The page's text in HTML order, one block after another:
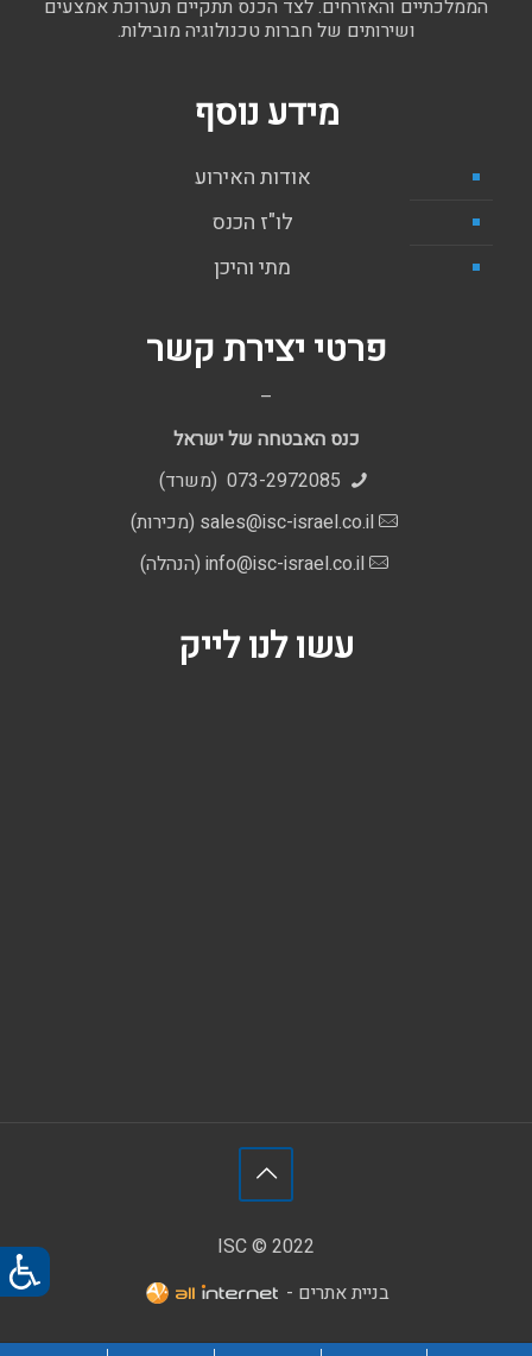
הממלכתיים והאזרחים. לצד הכנס תתקיים תערוכת אמצעים
ושירותים של חברות טכנולוגיה מובילות.
מידע נוסף
אודות האירוע
לו"ז הכנס
מתי והיכן
פרטי יצירת קשר
–
כנס האבטחה של ישראל
sales@isc-israel.co.il (מכירות)
info@isc-israel.co.il(הנהלה)
עשו לנו לייק
ISC © 2022
בניית אתרים -